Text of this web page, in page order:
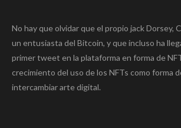
No hay que olvidar que el propio jack Dorsey,
un entusiasta del Bitcoin, y que incluso ha
primer tweet en la plataforma en forma de
crecimiento del uso de los NFTs como forma
intercambiar arte digital.